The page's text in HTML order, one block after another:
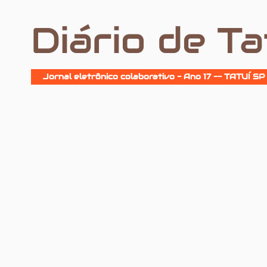
Diário de
Jornal eletrônico colaborativo - Ano 17 -- TATUÍ SP